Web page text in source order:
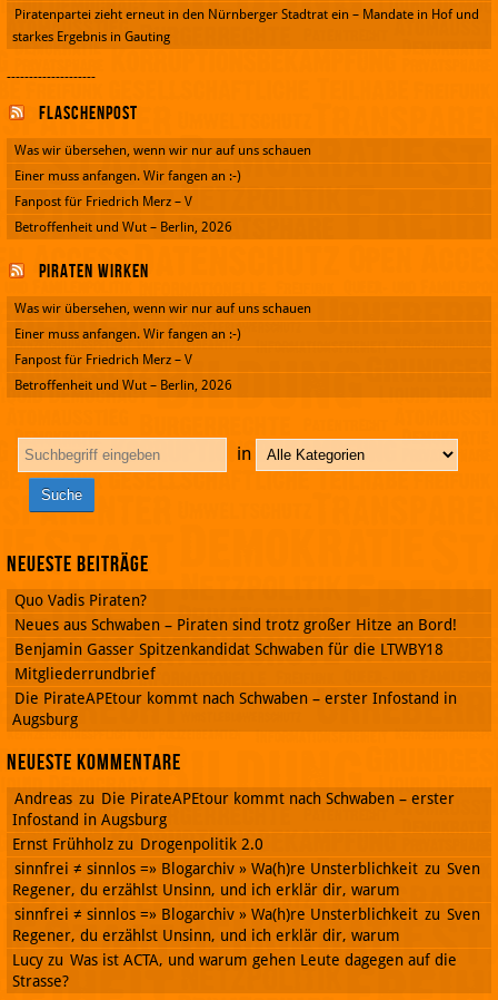
Piratenpartei zieht erneut in den Nürnberger Stadtrat ein – Mandate in Hof und
starkes Ergebnis in Gauting
--------------------
Flaschenpost
Was wir übersehen, wenn wir nur auf uns schauen
Einer muss anfangen. Wir fangen an :-)
Fanpost für Friedrich Merz – V
Betroffenheit und Wut – Berlin, 2026
Piraten wirken
Was wir übersehen, wenn wir nur auf uns schauen
Einer muss anfangen. Wir fangen an :-)
Fanpost für Friedrich Merz – V
Betroffenheit und Wut – Berlin, 2026
in
Neueste Beiträge
Quo Vadis Piraten?
Neues aus Schwaben – Piraten sind trotz großer Hitze an Bord!
Benjamin Gasser Spitzenkandidat Schwaben für die LTWBY18
Mitgliederrundbrief
Die PirateAPEtour kommt nach Schwaben – erster Infostand in
Augsburg
Neueste Kommentare
Andreas zu Die PirateAPEtour kommt nach Schwaben – erster
Infostand in Augsburg
Ernst Frühholz zu Drogenpolitik 2.0
sinnfrei ≠ sinnlos =» Blogarchiv » Wa(h)re Unsterblichkeit zu Sven
Regener, du erzählst Unsinn, und ich erklär dir, warum
sinnfrei ≠ sinnlos =» Blogarchiv » Wa(h)re Unsterblichkeit zu Sven
Regener, du erzählst Unsinn, und ich erklär dir, warum
Lucy zu Was ist ACTA, und warum gehen Leute dagegen auf die
Strasse?